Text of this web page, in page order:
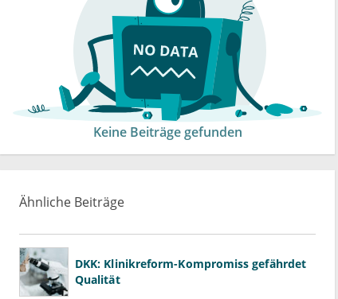
Keine Beiträge gefunden
Ähnliche Beiträge
DKK: Klinikreform-Kompromiss gefährdet
Qualität